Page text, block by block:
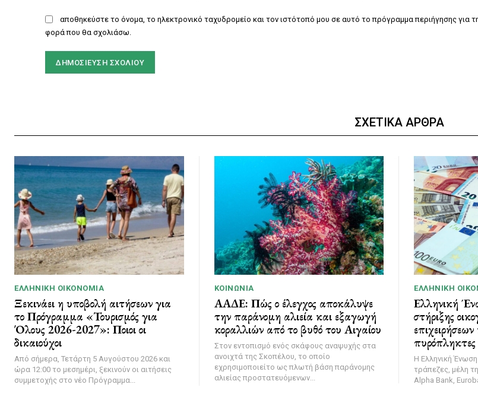
αποθηκεύστε το όνομα, το ηλεκτρονικό ταχυδρομείο και τον ιστότοπό μου σε αυτό το πρόγραμμα περιήγησης για
φορά που θα σχολιάσω.
ΣΧΕΤΙΚΑ ΑΡΘΡΑ
ΕΛΛΗΝΙΚΉ ΟΙΚΟΝΟΜΊΑ
Ξεκινάει η υποβολή αιτήσεων για
το Πρόγραμμα «Τουρισμός για
Όλους 2026-2027»: Ποιοι οι
δικαιούχοι
Από σήμερα, Τετάρτη 5 Αυγούστου 2026 και
ώρα 12:00 το μεσημέρι, ξεκινούν οι αιτήσεις
συμμετοχής στο νέο Πρόγραμμα...
ΚΟΙΝΩΝΊΑ
ΑΑΔΕ: Πώς ο έλεγχος αποκάλυψε
την παράνομη αλιεία και εξαγωγή
κοραλλιών από το βυθό του Αιγαίου
Στον εντοπισμό ενός σκάφους αναψυχής στα
ανοιχτά της Σκοπέλου, το οποίο
εχρησιμοποιείτο ως πλωτή βάση παράνομης
αλιείας προστατευόμενων...
ΕΛΛΗΝΙΚΉ
Ελληνική
στήριξης
πυρόπληκτες
Η Ελληνική
τράπεζες, μέλη
Alpha Bank,